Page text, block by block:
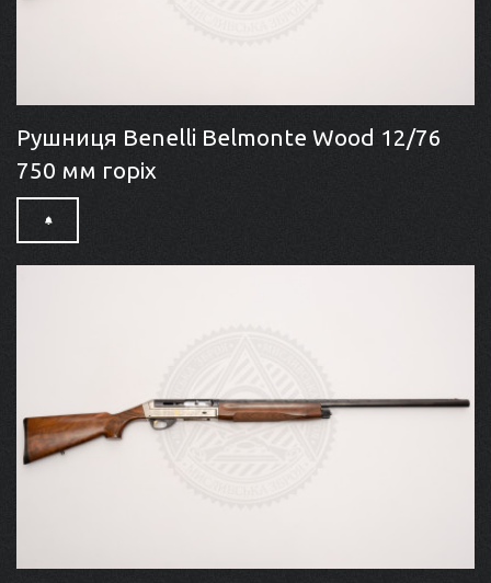
Рушниця Benelli Belmonte Wood 12/76
750 мм горіх